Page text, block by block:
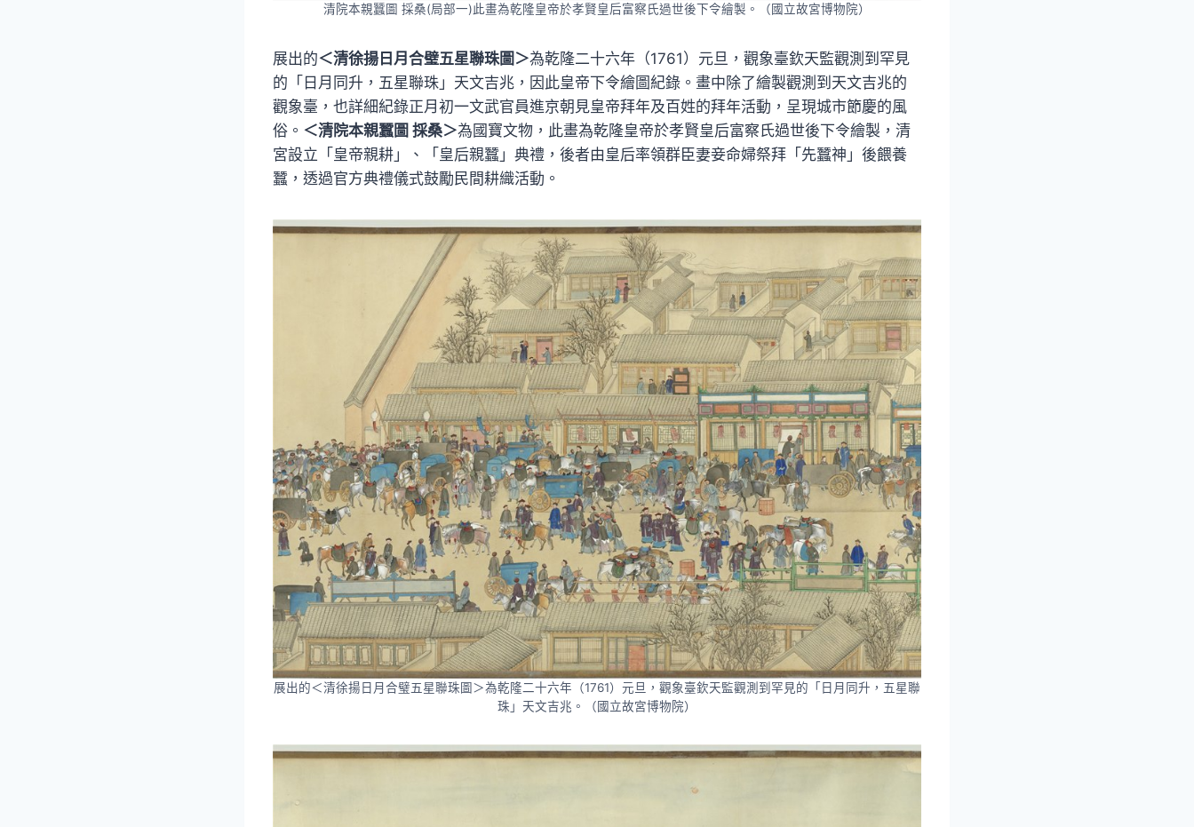
清院本親蠶圖 採桑(局部一)此畫為乾隆皇帝於孝賢皇后富察氏過世後下令繪製。（國立故宮博物院）
展出的＜清徐揚日月合璧五星聯珠圖＞為乾隆二十六年（1761）元旦，觀象臺欽天監觀測到罕見
的「日月同升，五星聯珠」天文吉兆，因此皇帝下令繪圖紀錄。畫中除了繪製觀測到天文吉兆的
觀象臺，也詳細紀錄正月初一文武官員進京朝見皇帝拜年及百姓的拜年活動，呈現城市節慶的風
俗。 ＜清院本親蠶圖 採桑＞為國寶文物，此畫為乾隆皇帝於孝賢皇后富察氏過世後下令繪製，清
宮設立「皇帝親耕」、「皇后親蠶」典禮，後者由皇后率領群臣妻妾命婦祭拜「先蠶神」後餵養
蠶，透過官方典禮儀式鼓勵民間耕織活動。
展出的＜清徐揚日月合璧五星聯珠圖＞為乾隆二十六年（1761）元旦，觀象臺欽天監觀測到罕見的「日月同升，五星聯
珠」天文吉兆。（國立故宮博物院）